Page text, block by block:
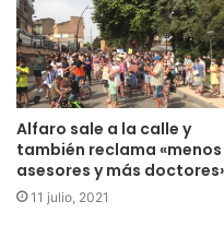
Alfaro sale a la calle y
también reclama «menos
asesores y más
11 julio, 2021